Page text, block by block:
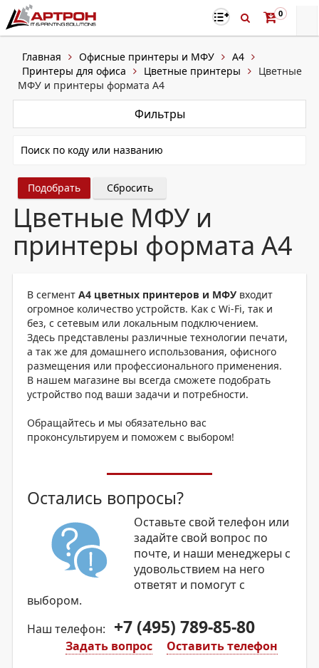
0
Главная Офисные принтеры и МФУ
A4
Принтеры для офиса
Цветные принтеры
Цветные
МФУ и принтеры формата А4
Фильтры
Сбросить
Цветные МФУ и
принтеры формата А4
В сегмент А4 цветных принтеров и МФУ входит
огромное количество устройств. Как с Wi-Fi, так и
без, с сетевым или локальным подключением.
Здесь представлены различные технологии печати,
а так же для домашнего использования, офисного
размещения или профессионального применения.
В нашем магазине вы всегда сможете подобрать
устройство под ваши задачи и потребности.
Обращайтесь и мы обязательно вас
проконсультируем и поможем с выбором!
Остались вопросы?
Оставьте свой телефон или
задайте свой вопрос по
почте, и наши менеджеры с
удовольствием на него
ответят и помогут с
выбором.
Наш телефон:
+7 (495) 789-85-80
Оставить телефон
Задать вопрос